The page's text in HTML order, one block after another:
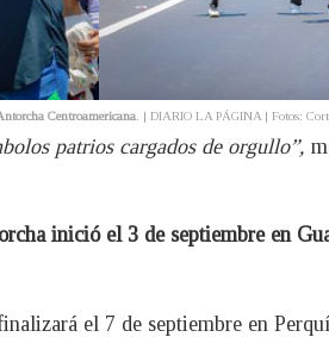
Centroamericana. | DIARIO LA PÁGINA | Fotos:
patrios cargados de orgullo”,
inició el 3 de septiembre en
el 7 de septiembre en